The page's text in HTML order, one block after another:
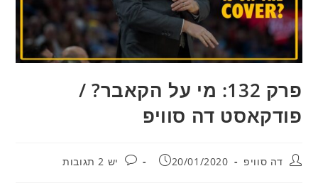
פרק 132: מי על הקאבר? /
פודקאסט דה סוויפ
מחבר:דה סוויפ פורסם:
20/01/2020 תגובות:
יש 2 תגובות